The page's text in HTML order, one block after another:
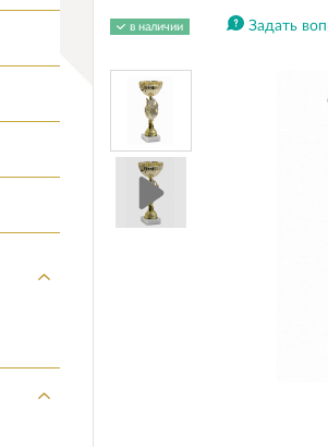
в наличии Задать